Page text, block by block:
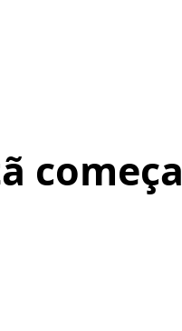
começa